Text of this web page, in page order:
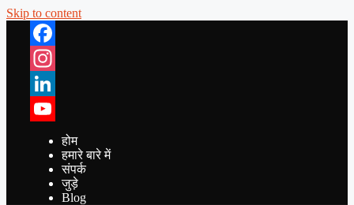
Skip to content
Facebook
Instagram
LinkedIn
YouTube
होम
हमारे बारे में
संपर्क
जुड़े
Blog